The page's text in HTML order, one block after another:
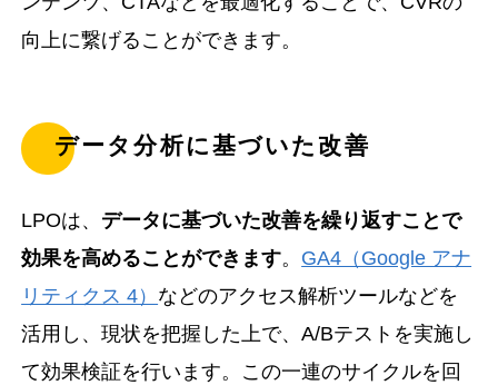
向上に繋げることができます。
データ分析に基づいた改善
LPOは、 データに基づいた改善を繰り返すことで
効果を高めることができます。 GA4（Google アナ
リティクス 4） などのアクセス解析ツールなどを
活用し、現状を把握した上で、A/Bテストを実施し
て効果検証を行います。この一連のサイクルを回